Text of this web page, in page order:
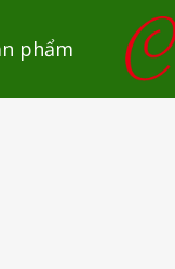
phẩm